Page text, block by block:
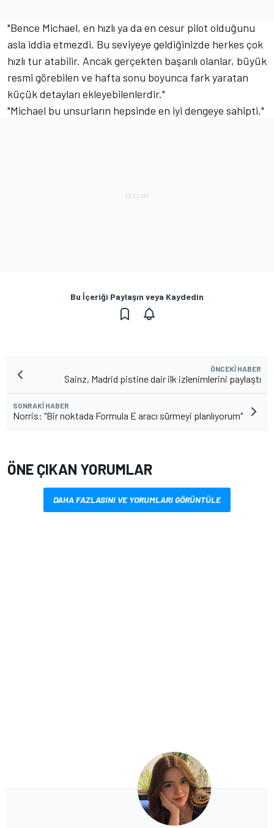
"Bence Michael, en hızlı ya da en cesur pilot olduğunu
asla iddia etmezdi. Bu seviyeye geldiğinizde herkes çok
hızlı tur atabilir. Ancak gerçekten başarılı olanlar, büyük
resmi görebilen ve hafta sonu boyunca fark yaratan
küçük detayları ekleyebilenlerdir."
"Michael bu unsurların hepsinde en iyi dengeye sahipti."
Bu İçeriği Paylaşın veya Kaydedin
ÖNCEKI HABER
Sainz, Madrid pistine dair ilk izlenimlerini paylaştı
SONRAKI HABER
Norris: "Bir noktada Formula E aracı sürmeyi planlıyorum"
ÖNE ÇIKAN YORUMLAR
DAHA FAZLASINI VE YORUMLARI GÖRÜNTÜLE